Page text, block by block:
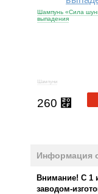
Шампунь «Сила
выпадения
Шампуни
260 ⃏
Информация
Внимание! С 1
заводом-